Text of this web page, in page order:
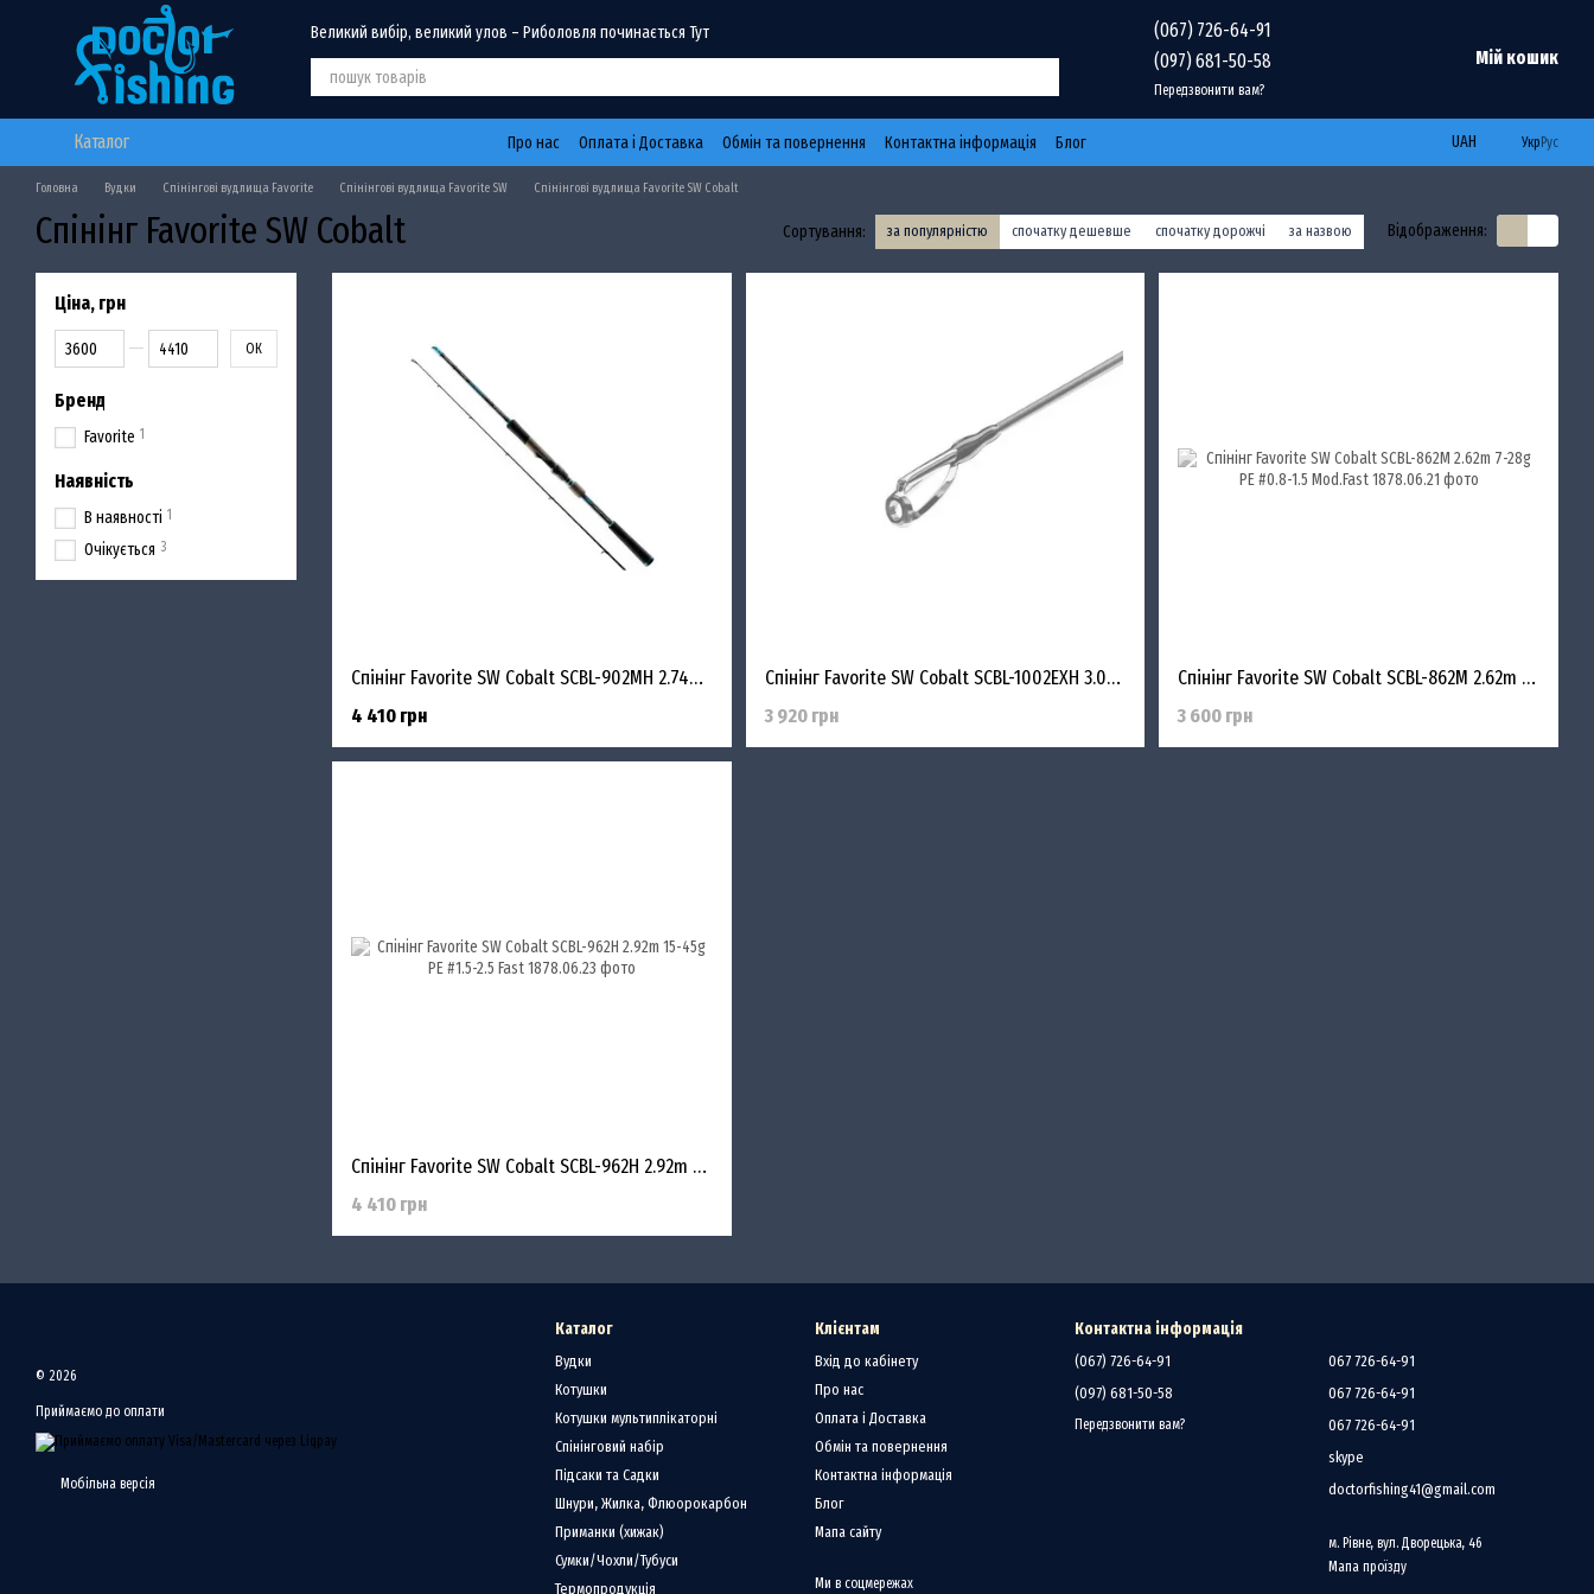
Перейти до основного контенту
Великий вибір, великий улов – Риболовля починається Тут
(067) 726-64-91
(097) 681-50-58
Передзвонити вам?
Мій кошик
Каталог Про нас Оплата і Доставка Обмін та повернення Контактна інформація Блог UAH Укр Рус
Головна Вудки Спінінгові вудлища Favorite Спінінгові вудлища Favorite SW Спінінгові вудлища Favorite SW Cobalt
Спінінг Favorite SW Cobalt Сортування: за популярністю спочатку дешевше спочатку дорожчі за назвою Відображення:
Спінінг Favorite SW Cobalt SCBL-902MH 2.74m 10-35g PE #1.0-2.0 Mod.Fast
4 410 грн
Спінінг Favorite SW Cobalt SCBL-1002EXH 3.00m 20-60g PE #2.0-3.0 Fast
3 920 грн
Спінінг Favorite SW Cobalt SCBL-862M 2.62m 7-28g PE #0.8-1.5 Mod.Fast
3 600 грн
Спінінг Favorite SW Cobalt SCBL-962H 2.92m 15-45g PE #1.5-2.5 Fast
4 410 грн
Ціна, грн
Від Ціна, грн
До Ціна, грн ОК
Бренд
Favorite 1
Наявність
В наявності 1
Очікується 3
© 2026
Приймаємо до оплати
Мобільна версія
Каталог
Вудки
Котушки
Котушки мультиплікаторні
Спінінговий набір
Підсаки та Садки
Шнури, Жилка, Флюорокарбон
Приманки (хижак)
Сумки/Чохли/Тубуси
Термопродукція
Клієнтам
Вхід до кабінету
Про нас
Оплата і Доставка
Обмін та повернення
Контактна інформація
Блог
Мапа сайту
Ми в соцмережах
Контактна інформація
(067) 726-64-91
(097) 681-50-58
Передзвонити вам?
067 726-64-91
067 726-64-91
067 726-64-91
skype
doctorfishing41@gmail.com
м. Рівне, вул. Дворецька, 46
Мапа проїзду